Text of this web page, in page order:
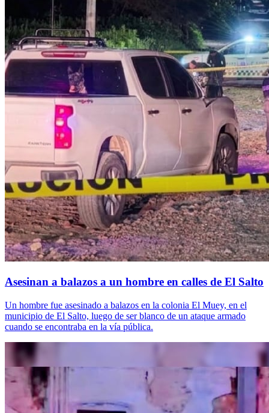
Asesinan a balazos a un hombre en calles de El Salto
Un hombre fue asesinado a balazos en la colonia El Muey, en el
municipio de El Salto, luego de ser blanco de un ataque armado
cuando se encontraba en la vía pública.